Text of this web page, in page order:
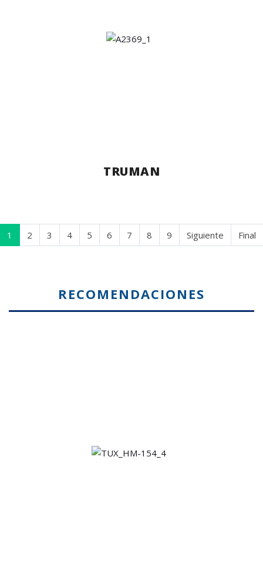
TRUMAN
1 2 3 4 5 6 7 8 9 Siguiente Final